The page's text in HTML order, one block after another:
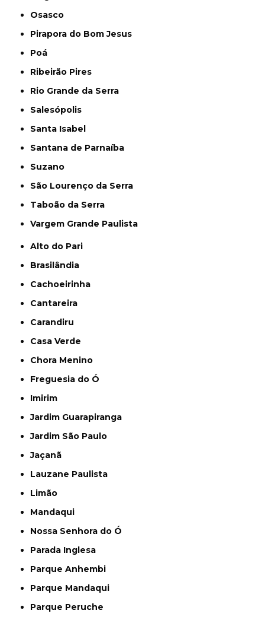
Osasco
Pirapora do Bom Jesus
Poá
Ribeirão Pires
Rio Grande da Serra
Salesópolis
Santa Isabel
Santana de Parnaíba
Suzano
São Lourenço da Serra
Taboão da Serra
Vargem Grande Paulista
Alto do Pari
Brasilândia
Cachoeirinha
Cantareira
Carandiru
Casa Verde
Chora Menino
Freguesia do Ó
Imirim
Jardim Guarapiranga
Jardim São Paulo
Jaçanã
Lauzane Paulista
Limão
Mandaqui
Nossa Senhora do Ó
Parada Inglesa
Parque Anhembi
Parque Mandaqui
Parque Peruche